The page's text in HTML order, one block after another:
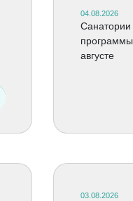
04.08.2026
Санатории
августе
03.08.2026